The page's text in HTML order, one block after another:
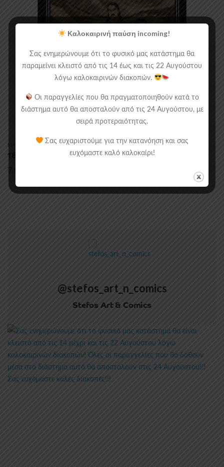
MANGA/COMICS,ΑΝΕΞΆΡΤΗΤΑ
1800 – 1. Πατέρας
7.00
@stefos_art_n_comics
Stefos Art & Comics
Καλοκαιρινή παύση incoming!
Σας ενημερώνουμε ότι το φυσικό μας κατάστημα θα
παραμείνει κλειστό από τις 14 έως και τις 22 Αυγούστου
λόγω καλοκαιρινών διακοπών.
Οι παραγγελίες που θα πραγματοποιηθούν κατά το
διάστημα αυτό θα αποσταλούν από τις 24 Αυγούστου, με
σειρά προτεραιότητας.
Σας ευχαριστούμε για την κατανόηση και σας
ευχόμαστε καλό καλοκαίρι!